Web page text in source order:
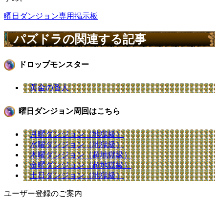
曜日ダンジョン専用掲示板
パズドラの関連する記事
ドロップモンスター
黄金の番人
曜日ダンジョン周回はこちら
月曜ダンジョン（地獄級）
水曜ダンジョン（地獄級）
木曜ダンジョン（超地獄級）
金曜ダンジョン（超地獄級）
土日ダンジョン（地獄級）
ユーザー登録のご案内